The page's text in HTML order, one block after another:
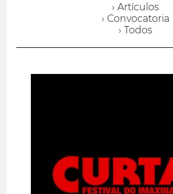
› Artículos
› Convocatoria
› Todos